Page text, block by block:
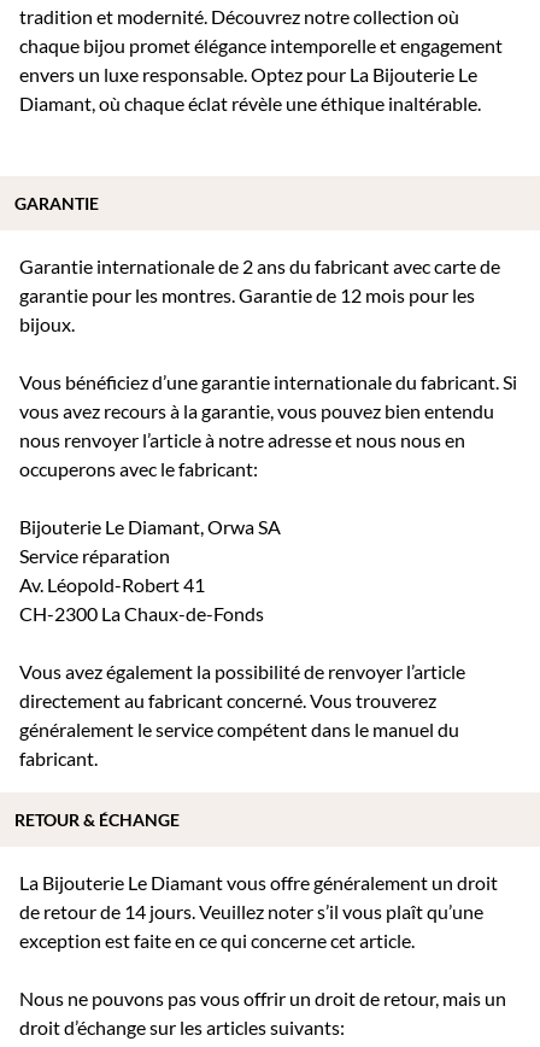
tradition et modernité. Découvrez notre collection où
chaque bijou promet élégance intemporelle et engagement
envers un luxe responsable. Optez pour La Bijouterie Le
Diamant, où chaque éclat révèle une éthique inaltérable.
Garantie internationale de 2 ans du fabricant avec carte de
garantie pour les montres. Garantie de 12 mois pour les
bijoux.
Vous bénéficiez d’une garantie internationale du fabricant. Si
vous avez recours à la garantie, vous pouvez bien entendu
nous renvoyer l’article à notre adresse et nous nous en
occuperons avec le fabricant:
Bijouterie Le Diamant, Orwa SA
Service réparation
Av. Léopold-Robert 41
CH-2300 La Chaux-de-Fonds
Vous avez également la possibilité de renvoyer l’article
directement au fabricant concerné. Vous trouverez
généralement le service compétent dans le manuel du
fabricant.
La Bijouterie Le Diamant vous offre généralement un droit
de retour de 14 jours. Veuillez noter s’il vous plaît qu’une
exception est faite en ce qui concerne cet article.
Nous ne pouvons pas vous offrir un droit de retour, mais un
droit d’échange sur les articles suivants:
GARANTIE
RETOUR & ÉCHANGE